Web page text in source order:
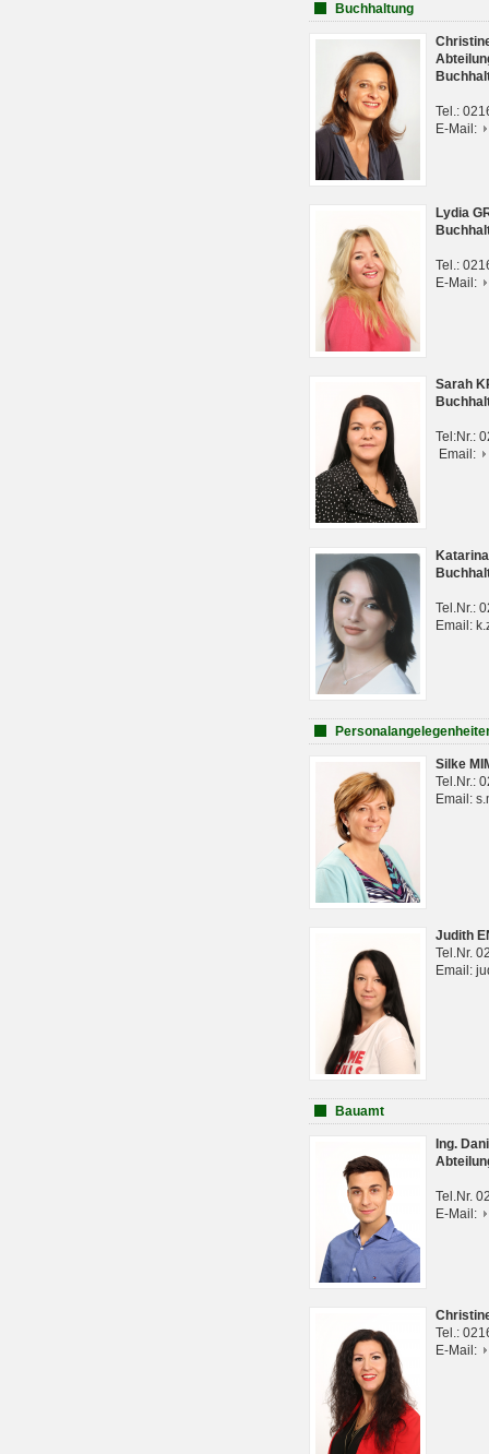
Buchhaltung
Tel.:
E-Mail:
Lydia
Tel.:
E-Mail:
Sarah
Tel:Nr.:
Email:
Tel.Nr.:
Email:
Silke
Tel.Nr.:
Email:
Judith
Tel.Nr.
Email:
Bauamt
Ing.
Tel.Nr.
E-Mail:
Tel.:
E-Mail: